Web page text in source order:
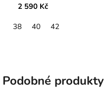
2 590 Kč
38 40 42
Podobné produkty